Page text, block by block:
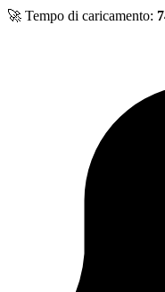
🚀 Tempo di caricamento: